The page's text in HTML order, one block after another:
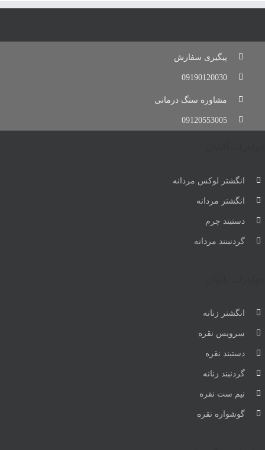
پیگیری سفارش
09190120030
مشاوره سنگ درمانی
09120553005
انگشتر لوکس مردانه
انگشتر مردانه
دستبند چرم
گردنبنند مردانه
انگشتر زنانه
سرویس نقره
دستبند نقره
گردنبند زنانه
نیم ست نقره
گوشواره نقره